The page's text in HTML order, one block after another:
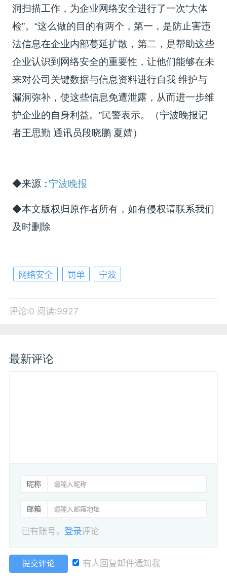
洞扫描工作，为企业网络安全进行了一次“大体
检”。“这么做的目的有两个，第一，是防止害违
法信息在企业内部蔓延扩散，第二，是帮助这些
企业认识到网络安全的重要性，让他们能够在未
来对公司关键数据与信息资料进行自我 维护与
漏洞弥补，使这些信息免遭泄露，从而进一步维
护企业的自身利益。”民警表示。（宁波晚报记
者王思勤 通讯员段晓鹏 夏婧）
◆来源：宁波晚报
◆本文版权归原作者所有，如有侵权请联系我们
及时删除
网络安全 罚单 宁波
评论:0 阅读:9927
最新评论
昵称
邮箱
已有账号，登录评论
提交评论 有人回复邮件通知我